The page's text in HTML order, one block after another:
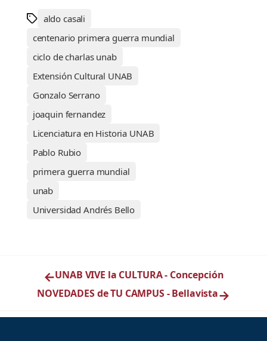
aldo casali
centenario primera guerra mundial
ciclo de charlas unab
Extensión Cultural UNAB
Gonzalo Serrano
joaquin fernandez
Licenciatura en Historia UNAB
Pablo Rubio
primera guerra mundial
unab
Universidad Andrés Bello
←UNAB VIVE la CULTURA - Concepción
NOVEDADES de TU CAMPUS - Bellavista→